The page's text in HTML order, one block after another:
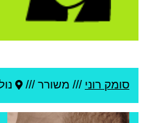
סומק רוני /// משורר ///